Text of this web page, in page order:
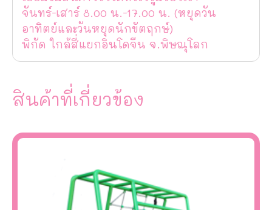
จันทร์-เสาร์ 8.00 น.-17.00 น. (หยุดวัน
อาทิตย์และวันหยุดนักขัตฤกษ์)
พิกัด ใกล้สี่แยกอินโดจีน จ.พิษณุโลก
สินค้าที่เกี่ยวข้อง